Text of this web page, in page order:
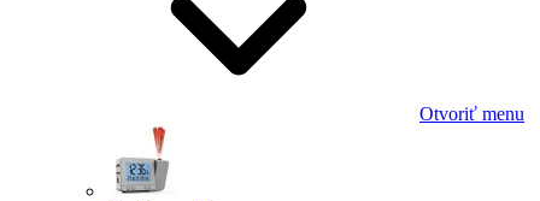
Otvoriť menu